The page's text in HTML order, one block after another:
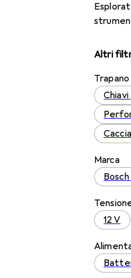
Altri
Marca
12 V